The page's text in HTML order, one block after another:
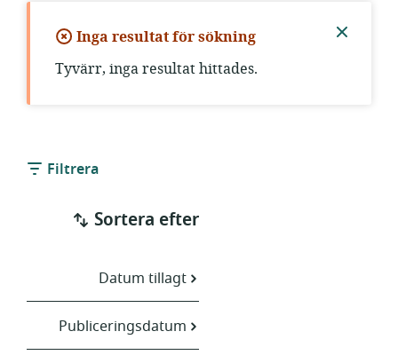
Inga resultat för sökning
Tyvärr, inga resultat hittades.
Filtrera
Sortera efter
Datum tillagt
Publiceringsdatum